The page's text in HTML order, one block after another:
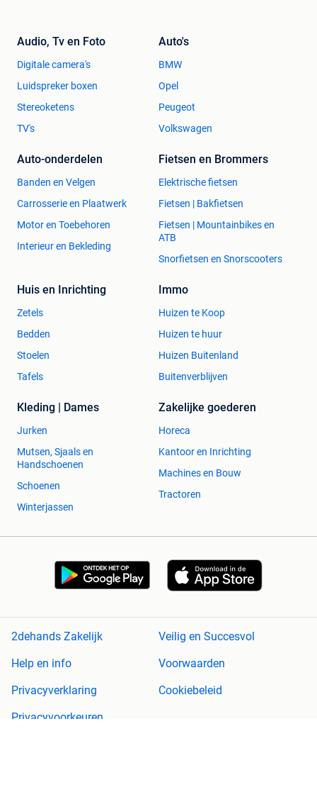
Audio, Tv en Foto
Digitale camera's
Luidspreker boxen
Stereoketens
TV's
Auto's
BMW
Opel
Peugeot
Volkswagen
Auto-onderdelen
Banden en Velgen
Carrosserie en Plaatwerk
Motor en Toebehoren
Interieur en Bekleding
Fietsen en Brommers
Elektrische fietsen
Fietsen | Bakfietsen
Fietsen | Mountainbikes en
ATB
Snorfietsen en Snorscooters
Huis en Inrichting
Zetels
Bedden
Stoelen
Tafels
Immo
Huizen te Koop
Huizen te huur
Huizen Buitenland
Buitenverblijven
Kleding | Dames
Jurken
Mutsen, Sjaals en
Handschoenen
Schoenen
Winterjassen
Zakelijke goederen
Horeca
Kantoor en Inrichting
Machines en Bouw
Tractoren
2dehands Zakelijk
Veilig en Succesvol
Help en info
Voorwaarden
Privacyverklaring
Cookiebeleid
Privacyvoorkeuren